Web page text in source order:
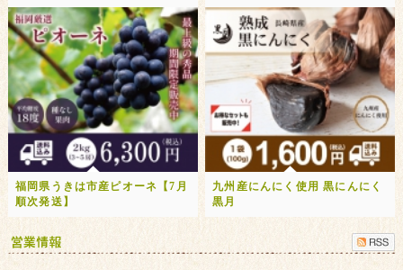
福岡県うきは市産ピオーネ【7月
順次発送】
九州産にんにく使用 黒にんにく
黒月